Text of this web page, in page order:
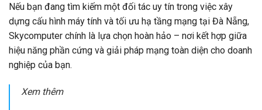
Nếu bạn đang tìm kiếm một đối tác uy tín trong việc xây
dựng cấu hình máy tính và tối ưu hạ tầng mạng tại Đà Nẵng,
Skycomputer chính là lựa chọn hoàn hảo – nơi kết hợp giữa
hiệu năng phần cứng và giải pháp mạng toàn diện cho doanh
nghiệp của bạn.
Xem thêm